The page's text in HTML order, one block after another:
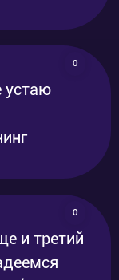
0
устаю
0
и третий